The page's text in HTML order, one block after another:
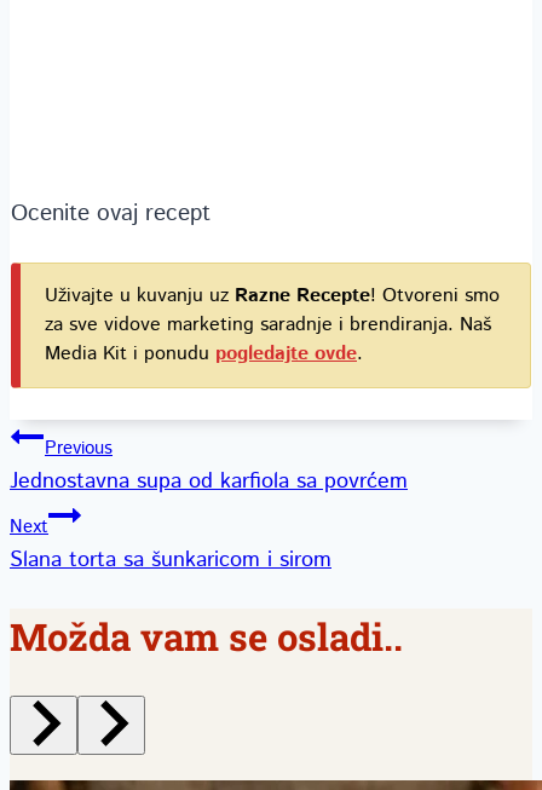
Ocenite ovaj recept
Uživajte u kuvanju uz Razne Recepte! Otvoreni smo
za sve vidove marketing saradnje i brendiranja. Naš
Media Kit i ponudu pogledajte ovde.
Kretanje
članka
Previous
Jednostavna supa od karfiola sa povrćem
Next
Slana torta sa šunkaricom i sirom
Možda vam se osladi..